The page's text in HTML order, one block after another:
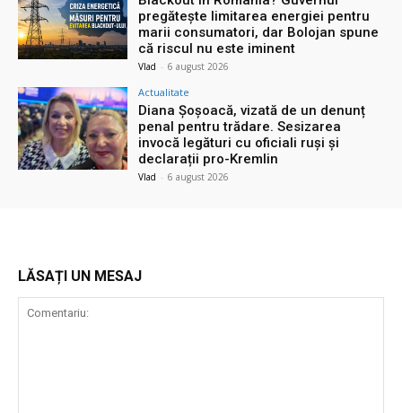
pregătește limitarea energiei pentru
marii consumatori, dar Bolojan spune
că riscul nu este iminent
Vlad - 6 august 2026
Actualitate
Diana Șoșoacă, vizată de un denunț
penal pentru trădare. Sesizarea
invocă legături cu oficiali ruși și
declarații pro-Kremlin
Vlad - 6 august 2026
LĂSAȚI UN MESAJ